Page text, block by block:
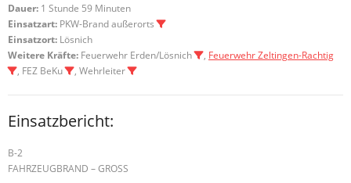
Dauer: 1 Stunde 59 Minuten
Einsatzart: PKW-Brand außerorts
Einsatzort: Lösnich
Weitere Kräfte: Feuerwehr Erden/Lösnich , Feuerwehr Zeltingen-Rachtig
, FEZ BeKu
, Wehrleiter
Einsatzbericht:
B-2
FAHRZEUGBRAND – GROSS